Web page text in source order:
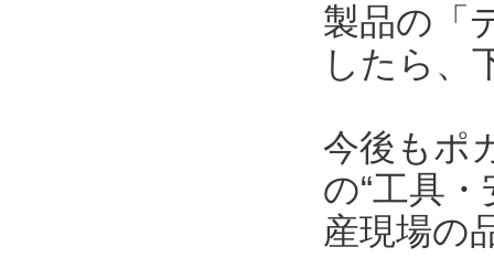
製品の「
したら、
今後もポ
の“工具
産現場の